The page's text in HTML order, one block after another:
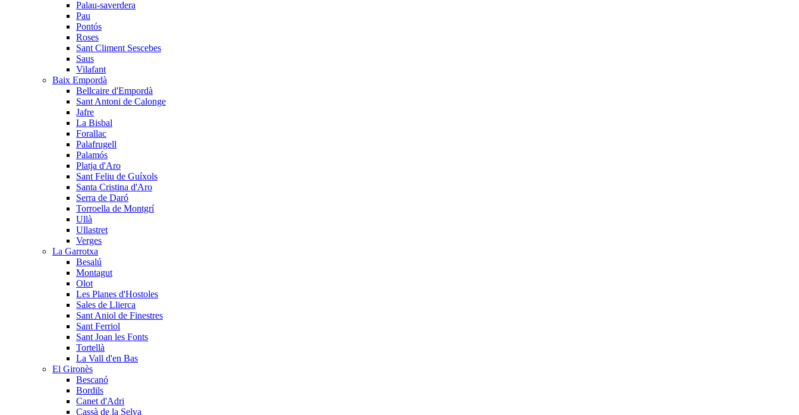
Palau-saverdera
Pau
Pontós
Roses
Sant Climent Sescebes
Saus
Vilafant
Baix Empordà
Bellcaire d'Empordà
Sant Antoni de Calonge
Jafre
La Bisbal
Forallac
Palafrugell
Palamós
Platja d'Aro
Sant Feliu de Guíxols
Santa Cristina d'Aro
Serra de Daró
Torroella de Montgrí
Ullà
Ullastret
Verges
La Garrotxa
Besalú
Montagut
Olot
Les Planes d'Hostoles
Sales de Llierca
Sant Aniol de Finestres
Sant Ferriol
Sant Joan les Fonts
Tortellà
La Vall d'en Bas
El Gironès
Bescanó
Bordils
Canet d'Adri
Cassà de la Selva